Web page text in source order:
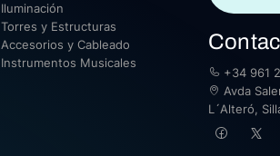
Iluminación
Torres y Estructuras
Accesorios y Cableado
Instrumentos Musicales
+34 961
Avda
L´Alteró,